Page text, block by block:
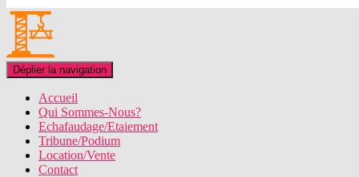
Déplier la navigation
Accueil
Qui Sommes-Nous?
Echafaudage/Etaiement
Tribune/Podium
Location/Vente
Contact